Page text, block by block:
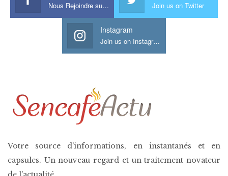
Nous Rejoindre sur Facebook Join us on Twitter
Instagram
Join us on Instagram
Votre source d'informations, en instantanés et en
capsules. Un nouveau regard et un traitement novateur